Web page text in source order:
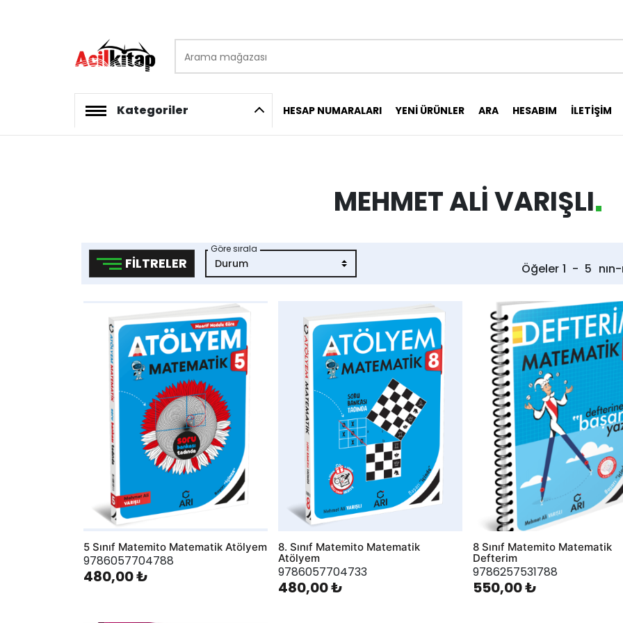
logo
Kategoriler HESAP NUMARALARI YENI ÜRÜNLER ARA HESABIM İLETIŞIM
MEHMET ALI VARIŞLI
FILTRELER
Göre sırala
Öğeler 1 - 5
AddToWishlist
5 Sınıf Matemito Matematik Atölyem
9786057704788
480,00 ₺
AddToWishlist
8. Sınıf Matemito Matematik
Atölyem
9786057704733
480,00 ₺
AddToWishlist
8 Sınıf Matemito Matematik
Defterim
9786257531788
550,00 ₺